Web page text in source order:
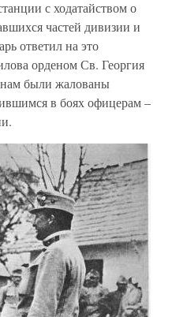
с ходатайством о
частей дивизии и
ответил на это
орденом Св. Георгия
были жалованы
в боях офицерам –